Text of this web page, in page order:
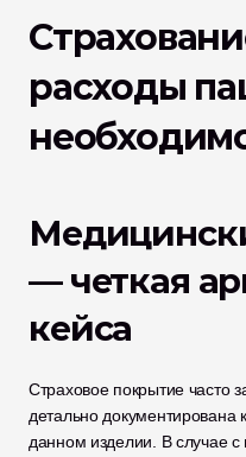
расходы
— четкая
кейса
Страховое покрытие часто
детально документирована
данном изделии. В случае с